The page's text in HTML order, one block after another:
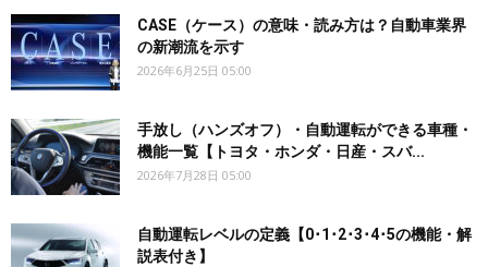
CASE（ケース）の意味・読み方は？自動車業界
の新潮流を示す
2026年6月25日 05:00
手放し（ハンズオフ）・自動運転ができる車種・
機能一覧【トヨタ・ホンダ・日産・スバ...
2026年7月28日 05:00
自動運転レベルの定義【0･1･2･3･4･5の機能・解
説表付き】